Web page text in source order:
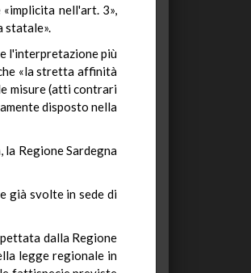
nell'art. 3»,
statale».
l'interpretazione più
«la stretta affinità
misure (atti contrari
disposto nella
Regione Sardegna
già svolte in sede di
dalla Regione
legge regionale in